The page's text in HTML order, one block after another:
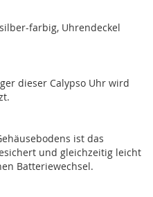
farbig, Uhrendeckel
dieser Calypso Uhr wird
ist das
und gleichzeitig leicht
Batteriewechsel.